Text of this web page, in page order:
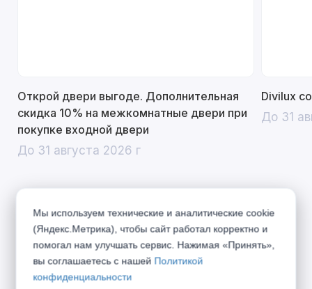
Открой двери выгоде. Дополнительная
скидка 10% на межкомнатные двери при
покупке входной двери
До 31 августа 2026 г
Divilux
До 31
Описание
Город дышит, город живёт по своим
правилам... Представляем Вашему вниманию
Мы используем технические и аналитические cookie
(Яндекс.Метрика), чтобы сайт работал корректно и
помогал нам улучшать сервис. Нажимая «Принять»,
вы соглашаетесь с нашей Политикой
конфиденциальности